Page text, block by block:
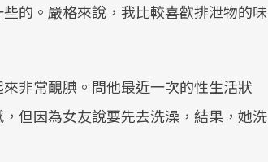
的。嚴格來說，我比較喜歡排泄物的味
非常靦腆。問他最近一次的性生活狀
但因為女友說要先去洗澡，結果，她洗
療院所的服務，更是民眾了解自身健康
前往專題
前往專題
前往專題